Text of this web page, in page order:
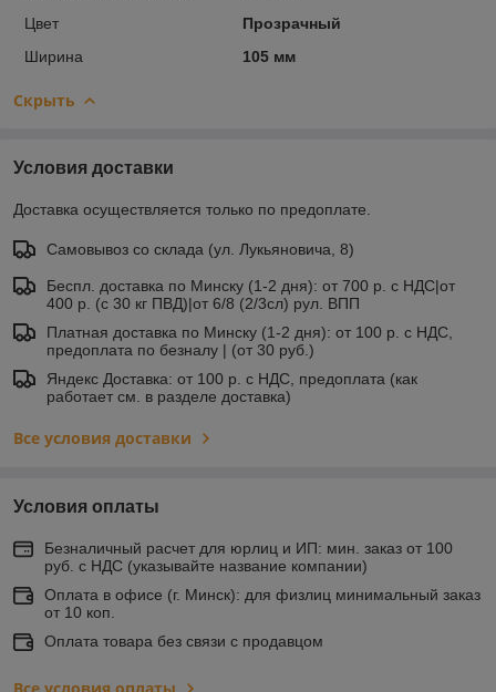
Цвет
Прозрачный
Ширина
105 мм
Скрыть
Условия доставки
Доставка осуществляется только по предоплате.
Самовывоз со склада (ул. Лукьяновича, 8)
Беспл. доставка по Минску (1-2 дня): от 700 р. с НДС|от
400 р. (с 30 кг ПВД)|от 6/8 (2/3сл) рул. ВПП
Платная доставка по Минску (1-2 дня): от 100 р. с НДС,
предоплата по безналу | (от 30 руб.)
Яндекс Доставка: от 100 р. с НДС, предоплата (как
работает см. в разделе доставка)
Все условия доставки
Условия оплаты
Безналичный расчет для юрлиц и ИП: мин. заказ от 100
руб. с НДС (указывайте название компании)
Оплата в офисе (г. Минск): для физлиц минимальный заказ
от 10 коп.
Оплата товара без связи с продавцом